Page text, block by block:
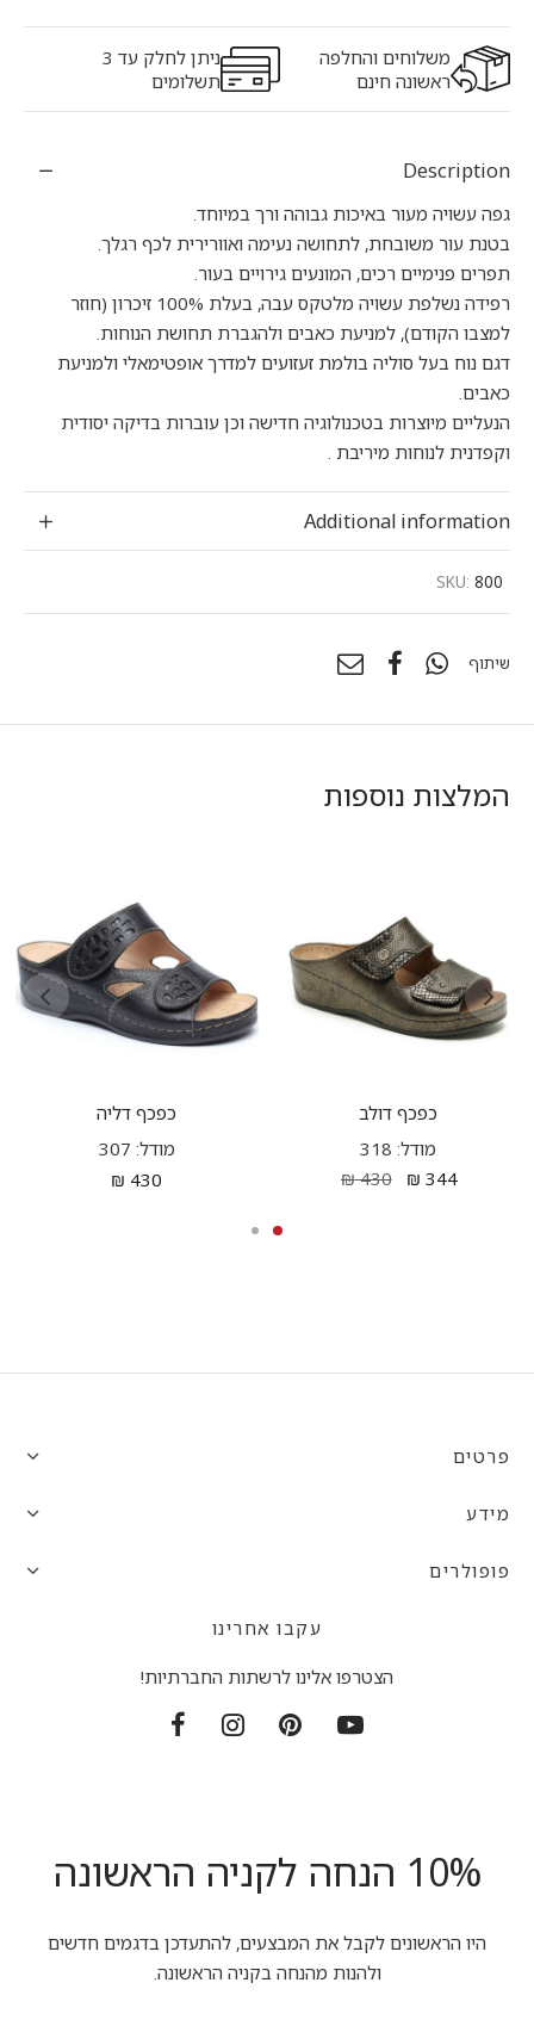
משלוחים והחלפה
ראשונה חינם
ניתן לחלק עד 3
תשלומים
Description
גפה עשויה מעור באיכות גבוהה ורך במיוחד.
בטנת עור משובחת, לתחושה נעימה ואוורירית לכף רגלך.
תפרים פנימיים רכים, המונעים גירויים בעור.
רפידה נשלפת עשויה מלטקס עבה, בעלת 100% זיכרון (חוזר
למצבו הקודם), למניעת כאבים ולהגברת תחושת הנוחות.
דגם נוח בעל סוליה בולמת זעזועים למדרך אופטימאלי ולמניעת
כאבים.
הנעליים מיוצרות בטכנולוגיה חדישה וכן עוברות בדיקה יסודית
וקפדנית לנוחות מיריבת .
Additional information
SKU: 800
שיתוף
המלצות נוספות
כפכף דולב
מודל: 318
₪ 344
₪430
כפכף דליה
מודל: 307
₪ 430
פרטים
מידע
פופולרים
עקבו אחרינו
הצטרפו אלינו לרשתות החברתיות!
10% הנחה לקניה הראשונה
היו הראשונים לקבל את המבצעים, להתעדכן בדגמים חדשים
ולהנות מהנחה בקניה הראשונה.